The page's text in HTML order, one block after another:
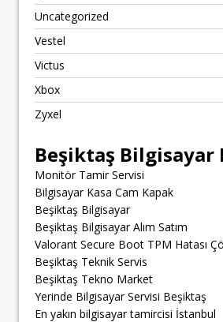
Uncategorized
Vestel
Victus
Xbox
Zyxel
Beşiktaş Bilgisayar
Monitör Tamir Servisi
Bilgisayar Kasa Cam Kapak
Beşiktaş Bilgisayar
Beşiktaş Bilgisayar Alım Satım
Valorant Secure Boot TPM Hatası
Beşiktaş Teknik Servis
Beşiktaş Tekno Market
Yerinde Bilgisayar Servisi Beşiktaş
En yakın bilgisayar tamircisi İstanbul